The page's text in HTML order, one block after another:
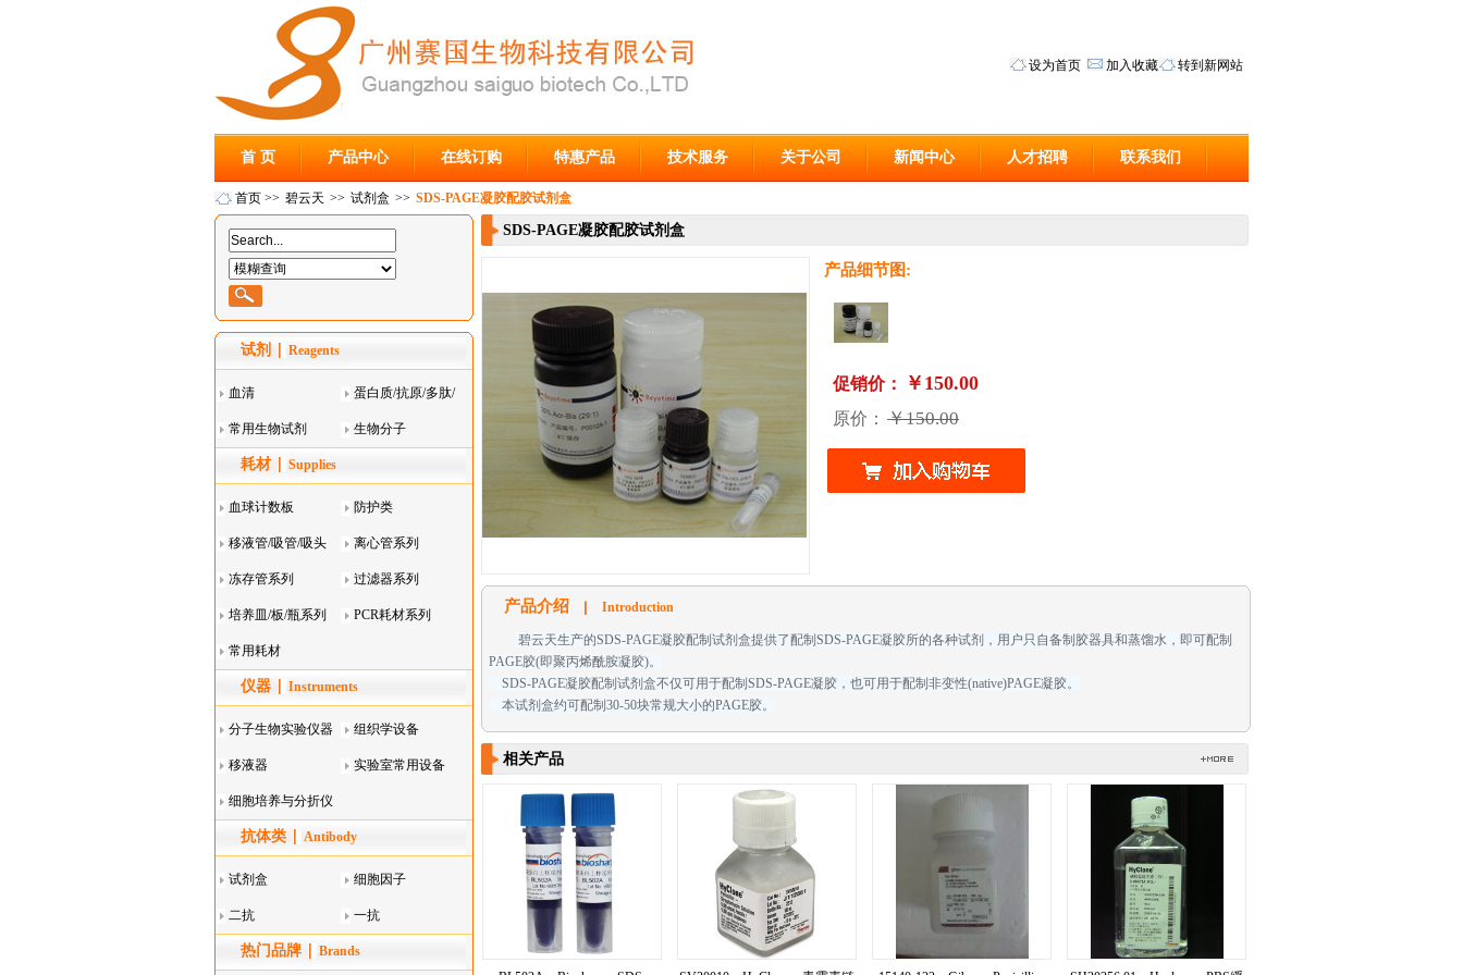
设为首页 加入收藏 转到新网站
首 页 产品中心 在线订购 特惠产品 技术服务 关于公司 新闻中心 人才招聘 联系我们
首页 >> 碧云天 >> 试剂盒 >> SDS-PAGE凝胶配胶试剂盒
试剂 Reagents
血清 蛋白质/抗原/多肽/
酶
常用生物试剂 生物分子
耗材 Supplies
血球计数板 防护类
移液管/吸管/吸头
系列
离心管系列
冻存管系列 过滤器系列
培养皿/板/瓶系列 PCR耗材系列
常用耗材
仪器 Instruments
分子生物实验仪器 组织学设备
移液器 实验室常用设备
细胞培养与分折仪
器叠
抗体类 Antibody
试剂盒 细胞因子
二抗 一抗
热门品牌 Brands
SDS-PAGE凝胶配胶试剂盒
产品细节图:
促销价： ￥150.00
原价： ￥150.00
产品介绍 Introduction
碧云天生产的SDS-PAGE凝胶配制试剂盒提供了配制SDS-PAGE凝胶所的各种试剂，用户只自备制胶器具和蒸馏水，即可配制
PAGE胶(即聚丙烯酰胺凝胶)。
SDS-PAGE凝胶配制试剂盒不仅可用于配制SDS-PAGE凝胶，也可用于配制非变性(native)PAGE凝胶。
本试剂盒约可配制30-50块常规大小的PAGE胶。
相关产品